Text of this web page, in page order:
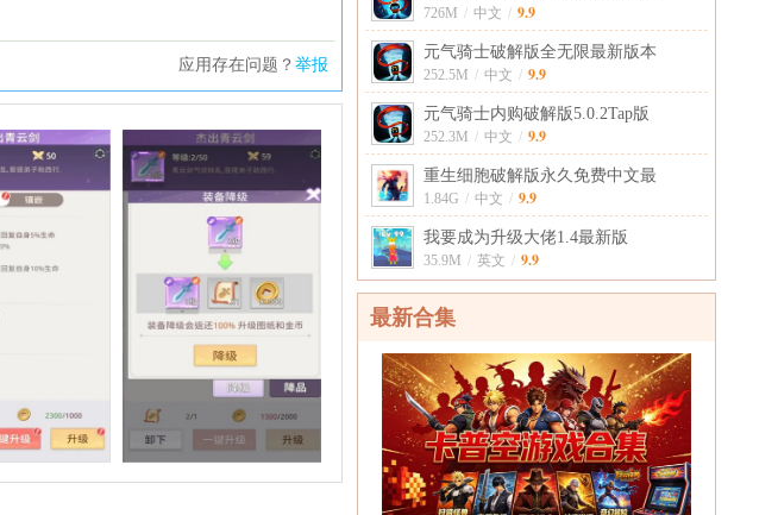
应用存在问题？ 举报
726M / 中文 / 9.9
元气骑士破解版全无限最新版本
252.5M / 中文 / 9.9
元气骑士内购破解版5.0.2Tap版
252.3M / 中文 / 9.9
重生细胞破解版永久免费中文最
1.84G / 中文 / 9.9
我要成为升级大佬1.4最新版
35.9M / 英文 / 9.9
最新合集